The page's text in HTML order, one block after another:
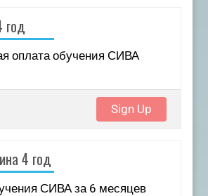
год
оплата обучения СИВА
Sign Up
4 год
СИВА за 6 месяцев